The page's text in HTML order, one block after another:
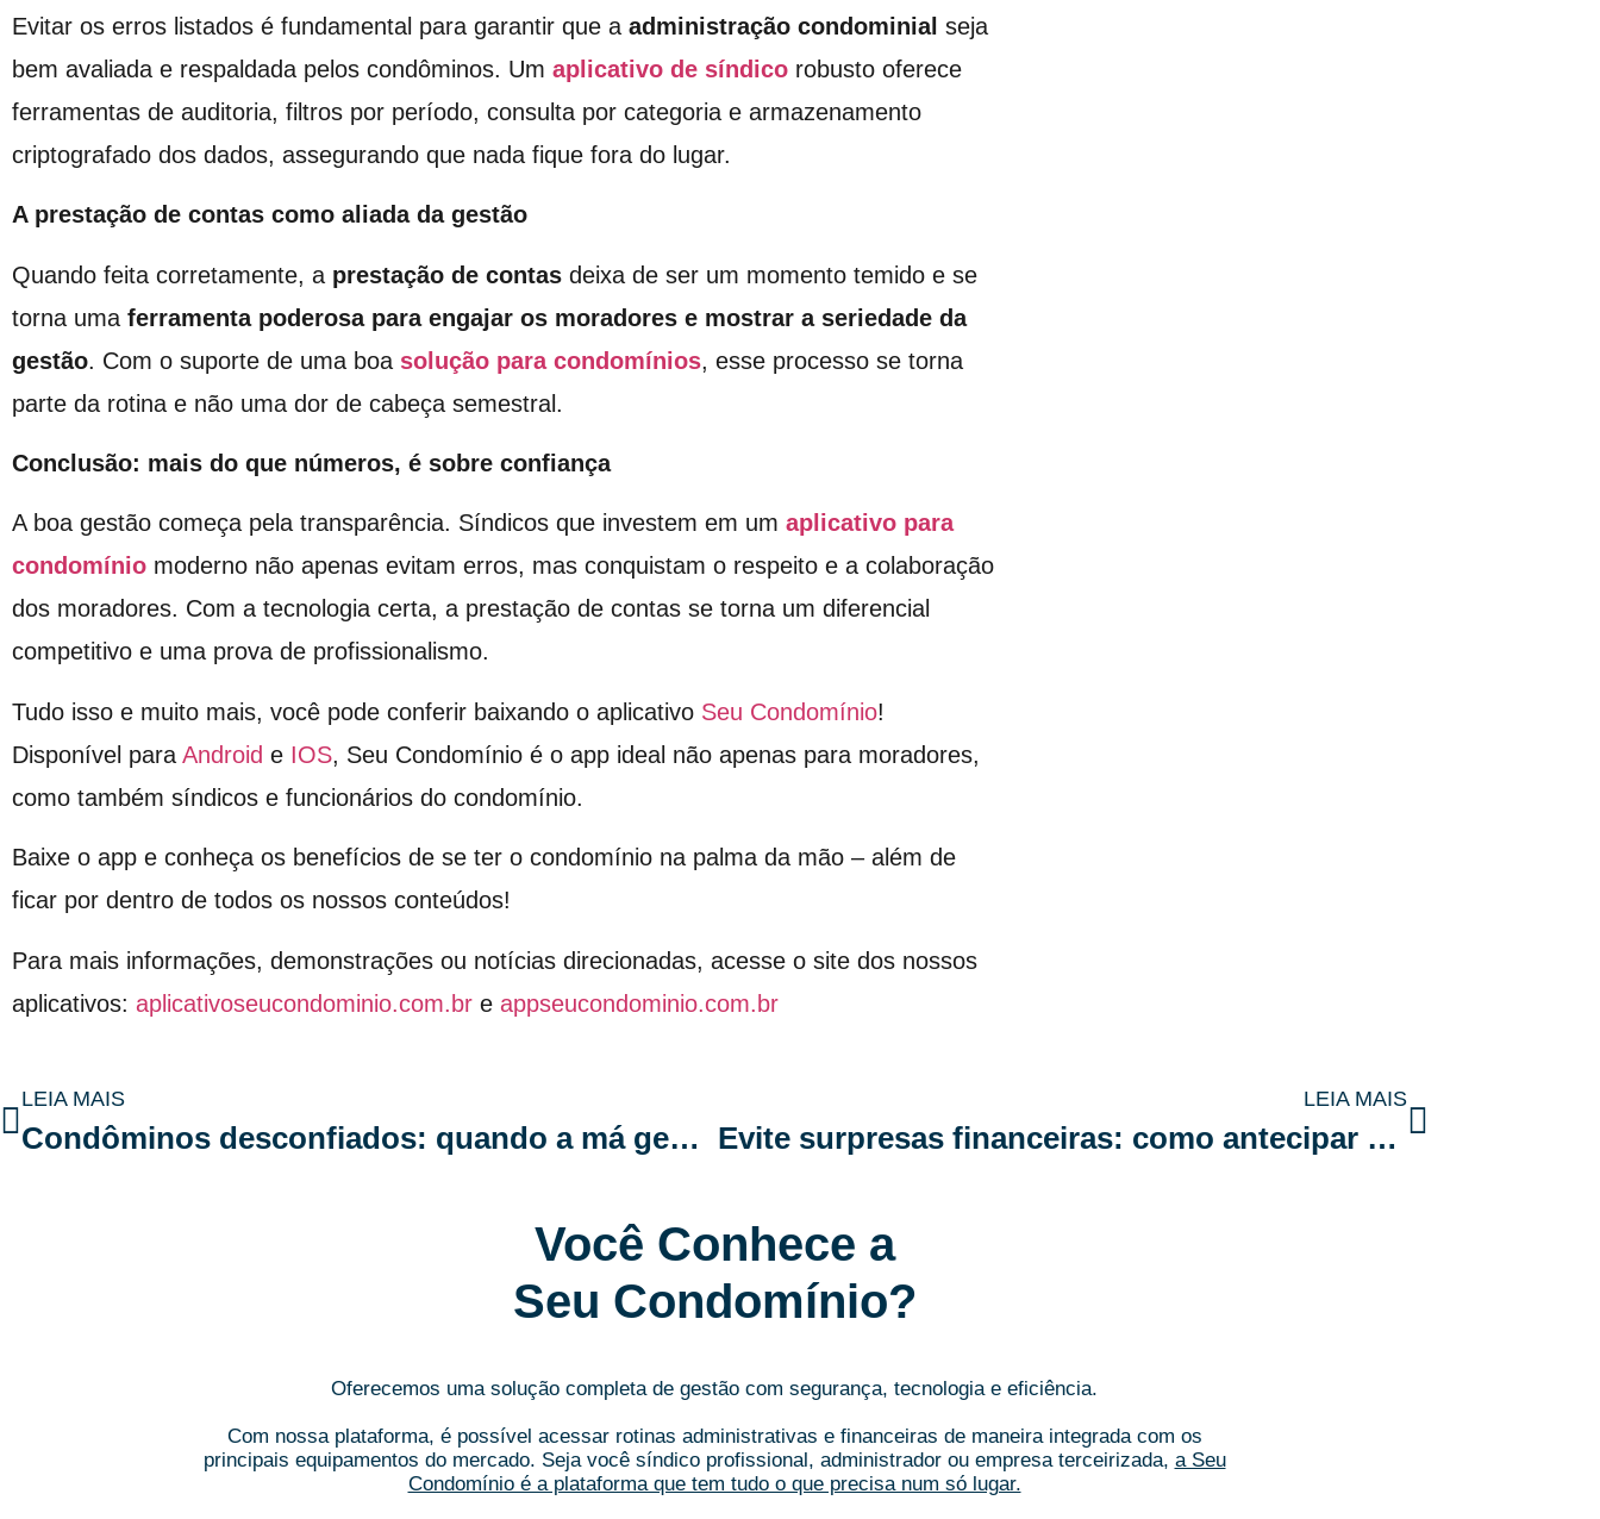
Evitar os erros listados é fundamental para garantir que a administração condominial seja
bem avaliada e respaldada pelos condôminos. Um aplicativo de síndico robusto oferece
ferramentas de auditoria, filtros por período, consulta por categoria e armazenamento
criptografado dos dados, assegurando que nada fique fora do lugar.
A prestação de contas como aliada da gestão
Quando feita corretamente, a prestação de contas deixa de ser um momento temido e se
torna uma ferramenta poderosa para engajar os moradores e mostrar a seriedade da
gestão. Com o suporte de uma boa solução para condomínios, esse processo se torna
parte da rotina e não uma dor de cabeça semestral.
Conclusão: mais do que números, é sobre confiança
A boa gestão começa pela transparência. Síndicos que investem em um aplicativo para
condomínio moderno não apenas evitam erros, mas conquistam o respeito e a colaboração
dos moradores. Com a tecnologia certa, a prestação de contas se torna um diferencial
competitivo e uma prova de profissionalismo.
Tudo isso e muito mais, você pode conferir baixando o aplicativo Seu Condomínio!
Disponível para Android e IOS, Seu Condomínio é o app ideal não apenas para moradores,
como também síndicos e funcionários do condomínio.
Baixe o app e conheça os benefícios de se ter o condomínio na palma da mão – além de
ficar por dentro de todos os nossos conteúdos!
Para mais informações, demonstrações ou notícias direcionadas, acesse o site dos nossos
aplicativos: aplicativoseucondominio.com.br e appseucondominio.com.br
LEIA MAIS
Condôminos desconfiados: quando a má gestão mina a confiança coletiva
LEIA MAIS
Evite surpresas financeiras: como antecipar e controlar gastos extraordinários no condomínio
Você Conhece a
Seu Condomínio?
Oferecemos uma solução completa de gestão com segurança, tecnologia e eficiência.
Com nossa plataforma, é possível acessar rotinas administrativas e financeiras de maneira integrada com os
principais equipamentos do mercado. Seja você síndico profissional, administrador ou empresa terceirizada, a Seu
Condomínio é a plataforma que tem tudo o que precisa num só lugar.